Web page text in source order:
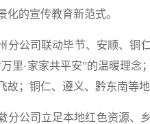
化的宣传教育新范式。
分公司联动毕节、安顺、铜
里·家家共平安”的温暖理
故；铜仁、遵义、黔东南等
分公司 立足本地红色资源、